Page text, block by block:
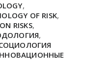
,
OF RISK,
RISKS,
,